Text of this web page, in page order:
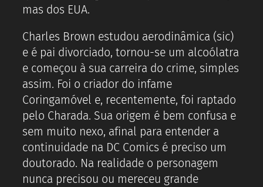
mas dos EUA.
Charles Brown estudou aerodinâmica (sic)
e é pai divorciado, tornou-se um alcoólatra
e começou à sua carreira do crime, simples
assim. Foi o criador do infame
Coringamóvel e, recentemente, foi raptado
pelo Charada. Sua origem é bem confusa e
sem muito nexo, afinal para entender a
continuidade na DC Comics é preciso um
doutorado. Na realidade o personagem
nunca precisou ou mereceu grande